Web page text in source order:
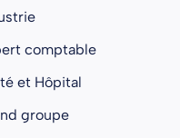
comptable
et Hôpital
groupe